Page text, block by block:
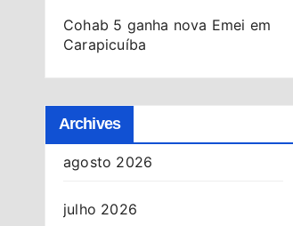
Cohab 5 ganha nova Emei em
Carapicuíba
Archives
agosto 2026
julho 2026